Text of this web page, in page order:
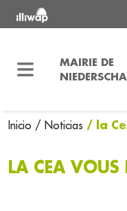
MAIRIE DE
Inicio / Noticias / la
LA CEA VOUS